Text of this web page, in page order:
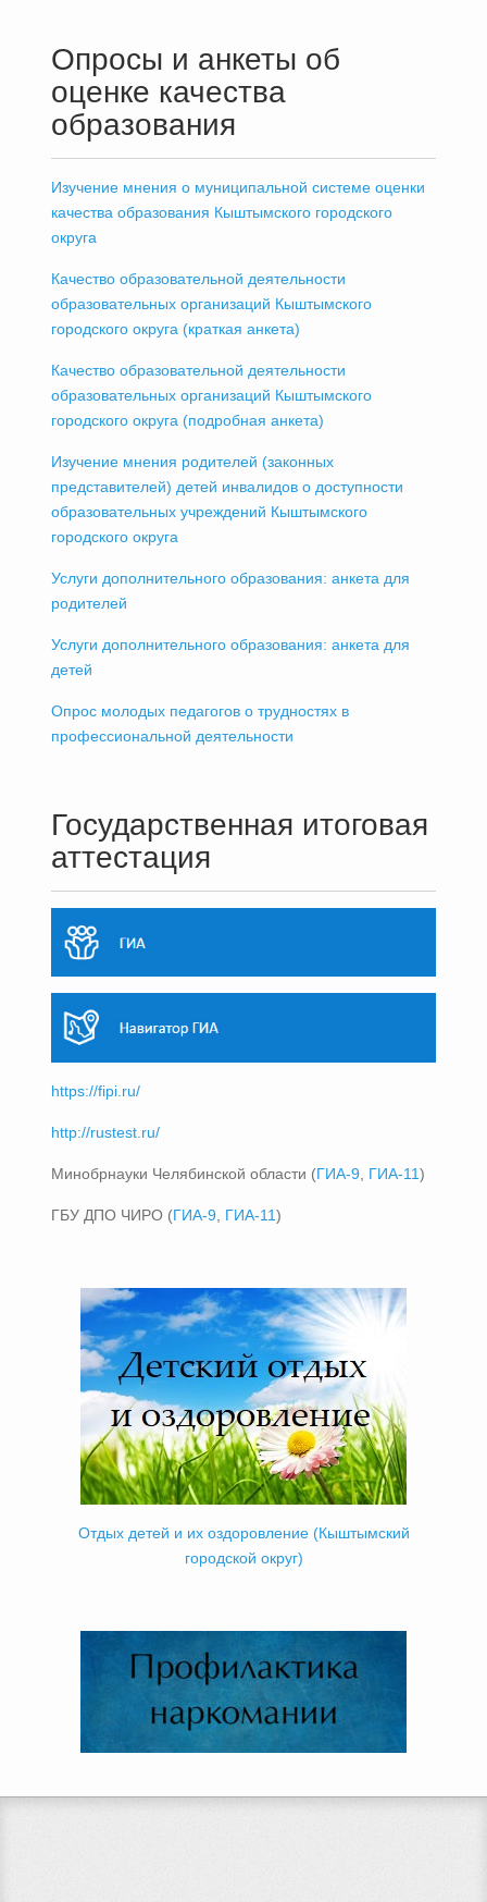
Опросы и анкеты об
оценке качества
образования
Изучение мнения о муниципальной системе оценки
качества образования Кыштымского городского
округа
Качество образовательной деятельности
образовательных организаций Кыштымского
городского округа (краткая анкета)
Качество образовательной деятельности
образовательных организаций Кыштымского
городского округа (подробная анкета)
Изучение мнения родителей (законных
представителей) детей инвалидов о доступности
образовательных учреждений Кыштымского
городского округа
Услуги дополнительного образования: анкета для
родителей
Услуги дополнительного образования: анкета для
детей
Опрос молодых педагогов о трудностях в
профессиональной деятельности
Государственная итоговая
аттестация
https://fipi.ru/
http://rustest.ru/
Минобрнауки Челябинской области (ГИА-9 ГИА-11)
ГБУ ДПО ЧИРО (ГИА-9 ГИА-11)
Отдых детей и их оздоровление (Кыштымский
городской округ)